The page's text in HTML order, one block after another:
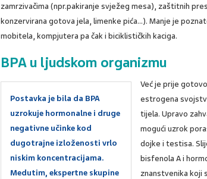
zamrzivačima (npr.pakiranje svježeg mesa), zaštitnih
konzervirana gotova jela, limenke pića...). Manje je
mobitela, kompjutera pa čak i biciklističkih kaciga.
BPA u ljudskom organizmu
Postavka je bila da BPA
uzrokuje hormonalne i druge
negativne učinke kod
dugotrajne izloženosti vrlo
niskim koncentracijama.
Medutim, ekspertne skupine
Već je prije
estrogena
tijela. Upravo
mogući uzrok
dojke i testisa.
bisfenola A i
znanstvenika koji